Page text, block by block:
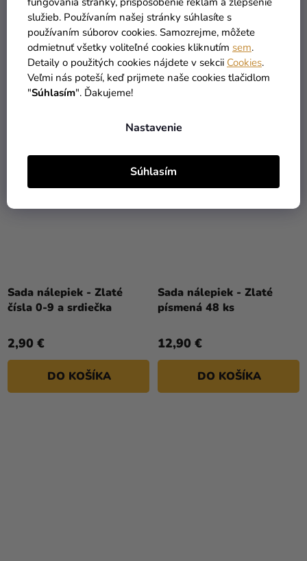
služieb. Používaním našej stránky súhlasíte s
používaním súborov cookies. Samozrejme, môžete
odmietnuť všetky voliteľné cookies kliknutím sem.
Detaily o použitých cookies nájdete v sekcii Cookies.
Veľmi nás poteší, keď prijmete naše cookies tlačidlom
"Súhlasím". Ďakujeme!
Nastavenie
Súhlasím
Sada nálepiek - Modré
čísla 0-9
2,90 €
DO KOŠÍKA
Sada nálepiek - Biele
písmená + znaky
5,90 €
11,90 € (–50 %)
Sada nálepiek - Zlaté
čísla 0-9 a srdiečka
2,90 €
DO KOŠÍKA
Sada nálepiek - Zlaté
písmená 48 ks
12,90 €
DO KOŠÍKA